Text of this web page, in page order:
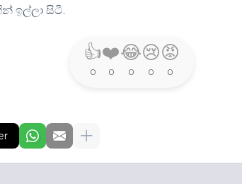
ඉල්ලා සිටී.
👍
0
❤️
0
😂
0
😢
0
😡
0